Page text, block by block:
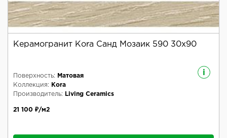
Керамогранит Kora Санд Мозаик 590 30x90
i
Поверхность:
Матовая
Коллекция:
Kora
Производитель:
Living Ceramics
21 100 ₽/м2